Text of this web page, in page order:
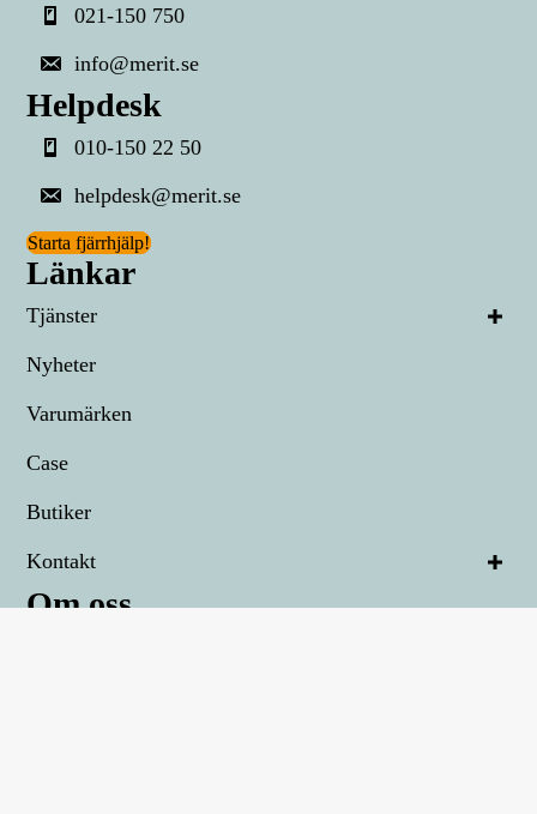
021-150 750
info@merit.se
Helpdesk
010-150 22 50
helpdesk@merit.se
Starta fjärrhjälp!
Länkar
Tjänster
Nyheter
Varumärken
Case
Butiker
Kontakt
Om oss